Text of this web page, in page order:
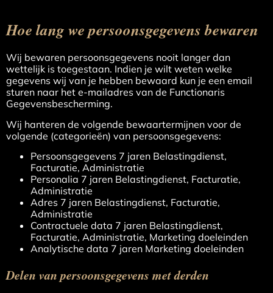
Hoe lang we persoonsgegevens bewaren
Wij bewaren persoonsgegevens nooit langer dan
wettelijk is toegestaan. Indien je wilt weten welke
gegevens wij van je hebben bewaard kun je een email
sturen naar het e-mailadres van de Functionaris
Gegevensbescherming.
Wij hanteren de volgende bewaartermijnen voor de
volgende (categorieën) van persoonsgegevens:
Persoonsgegevens 7 jaren Belastingdienst,
Facturatie, Administratie
Personalia 7 jaren Belastingdienst, Facturatie,
Administratie
Adres 7 jaren Belastingdienst, Facturatie,
Administratie
Contractuele data 7 jaren Belastingdienst,
Facturatie, Administratie, Marketing doeleinden
Analytische data 7 jaren Marketing doeleinden
Delen van persoonsgegevens met derden